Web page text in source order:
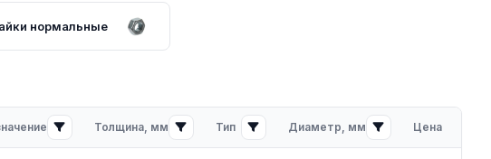
условия
нормальные
Толщина, мм Тип Диаметр, мм Цена